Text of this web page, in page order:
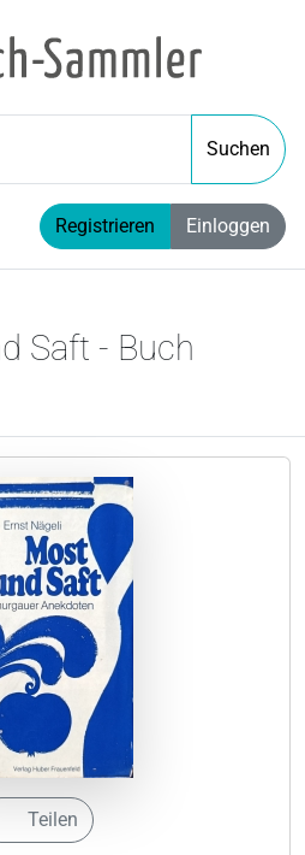
Suchen
Registrieren Einloggen
Saft - Buch
Teilen